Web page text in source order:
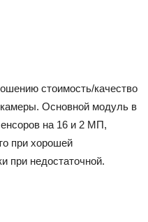
стоимость/качество
камеры. Основной модуль в
на 16 и 2 МП,
при хорошей
при недостаточной.